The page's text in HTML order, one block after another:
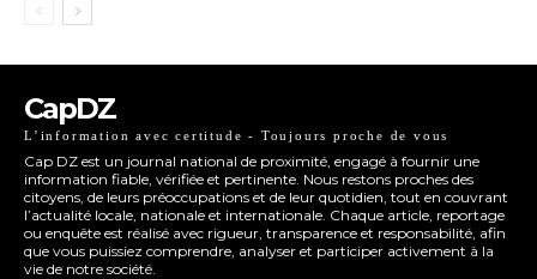
CapDZ
L’information avec certitude - Toujours proche de vous
Cap DZ est un journal national de proximité, engagé à fournir une
information fiable, vérifiée et pertinente. Nous restons proches des
citoyens, de leurs préoccupations et de leur quotidien, tout en couvrant
l’actualité locale, nationale et internationale. Chaque article, reportage
ou enquête est réalisé avec rigueur, transparence et responsabilité, afin
que vous puissiez comprendre, analyser et participer activement à la
vie de notre société.